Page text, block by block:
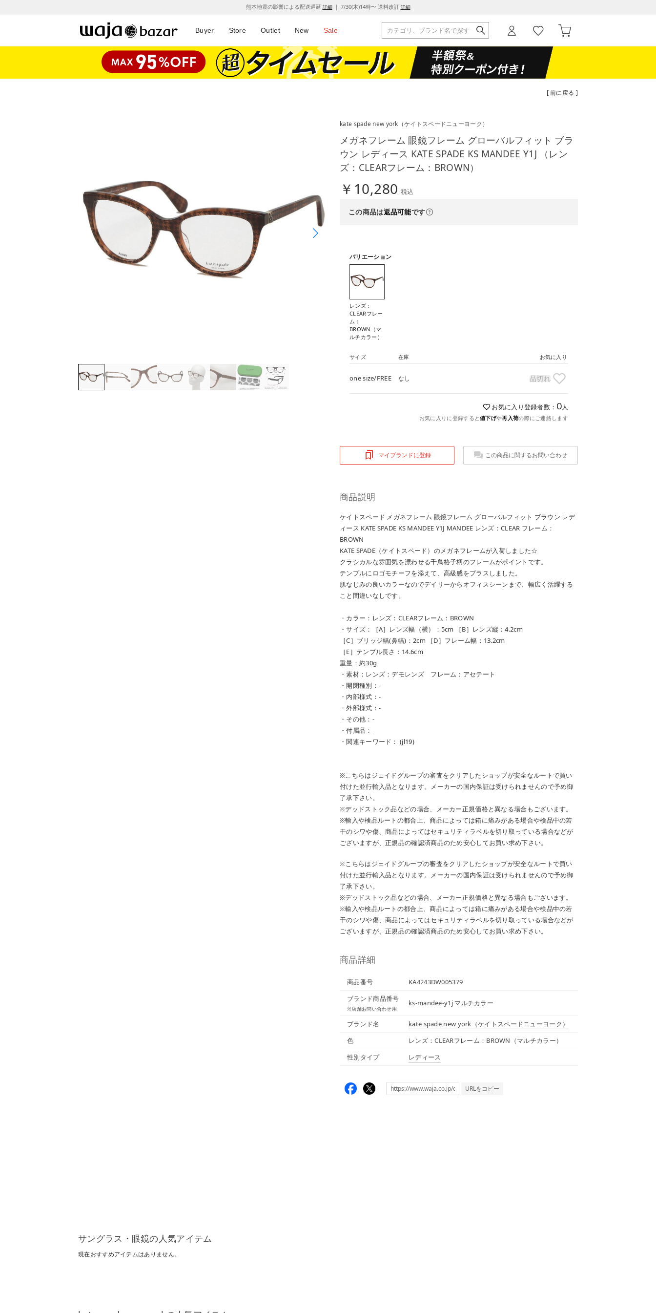
熊本地震の影響による配送遅延 詳細｜ 7/30(木)14時〜 送料改訂 詳細
Buyer Store Outlet New Sale
[ 前に戻る ]
kate spade new york （ケイトスペードニューヨーク）
メガネフレーム 眼鏡フレーム グローバルフィット ブラ
ウン レディース KATE SPADE KS MANDEE Y1J （レン
ズ：CLEARフレーム：BROWN）
￥10,280 税込
この商品は返品可能です
バリエーション
レンズ：
CLEARフレー
ム：
BROWN（マ
ルチカラー）
サイズ 在庫 お気に入り
one size/FREE なし 品切れ
お気に入り登録者数： 0人
お気に入りに登録すると値下げや再入荷の際にご連絡します
マイブランドに登録 この商品に関するお問い合わせ
商品説明
ケイトスペード メガネフレーム 眼鏡フレーム グローバルフィット ブラウン レデ
ィース KATE SPADE KS MANDEE Y1J MANDEE レンズ：CLEAR フレーム：
BROWN
KATE SPADE（ケイトスペード）のメガネフレームが入荷しました☆
クラシカルな雰囲気を漂わせる千鳥格子柄のフレームがポイントです。
テンプルにロゴモチーフを添えて、高級感をプラスしました。
肌なじみの良いカラーなのでデイリーからオフィスシーンまで、幅広く活躍する
こと間違いなしです。
・カラー：レンズ：CLEARフレーム：BROWN
・サイズ：［A］レンズ幅（横）：5cm ［B］レンズ縦：4.2cm
［C］ブリッジ幅(鼻幅)：2cm ［D］フレーム幅：13.2cm
［E］テンプル長さ：14.6cm
重量：約30g
・素材：レンズ：デモレンズ フレーム：アセテート
・開閉種別：-
・内部様式：-
・外部様式：-
・その他：-
・付属品：-
・関連キーワード： (jl19)
※こちらはジェイドグループの審査をクリアしたショップが安全なルートで買い
付けた並行輸入品となります。メーカーの国内保証は受けられませんので予め御
了承下さい。
※デッドストック品などの場合、メーカー正規価格と異なる場合もございます。
※輸入や検品ルートの都合上、商品によっては箱に痛みがある場合や検品中の若
干のシワや傷、商品によってはセキュリティラベルを切り取っている場合などが
ございますが、正規品の確認済商品のため安心してお買い求め下さい。
※こちらはジェイドグループの審査をクリアしたショップが安全なルートで買い
付けた並行輸入品となります。メーカーの国内保証は受けられませんので予め御
了承下さい。
※デッドストック品などの場合、メーカー正規価格と異なる場合もございます。
※輸入や検品ルートの都合上、商品によっては箱に痛みがある場合や検品中の若
干のシワや傷、商品によってはセキュリティラベルを切り取っている場合などが
ございますが、正規品の確認済商品のため安心してお買い求め下さい。
商品詳細
商品番号
KA4243DW005379
ブランド商品番号
※店舗お問い合わせ用
ks-mandee-y1j マルチカラー
ブランド名 kate spade new york （ケイトスペードニューヨーク）
色
レンズ：CLEARフレーム：BROWN（マルチカラー）
性別タイプ
レディース
URLをコピー
サングラス・眼鏡の人気アイテム
現在おすすめアイテムはありません。